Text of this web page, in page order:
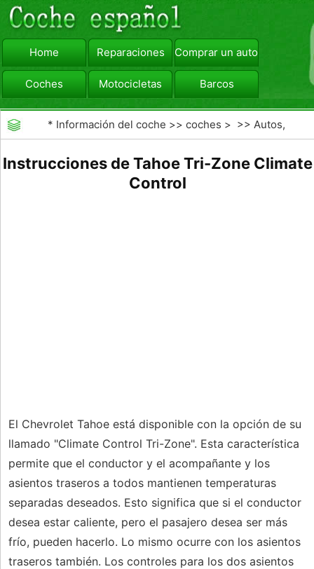
Home Reparaciones Comprar un automóvil
Coches Motocicletas Barcos
viajar Camiones
* Información del coche >>coches > >>Autos,
Instrucciones de Tahoe Tri-Zone Climate
Control
El Chevrolet Tahoe está disponible con la opción de su
llamado "Climate Control Tri-Zone". Esta característica
permite que el conductor y el acompañante y los
asientos traseros a todos mantienen temperaturas
separadas deseados. Esto significa que si el conductor
desea estar caliente, pero el pasajero desea ser más
frío, pueden hacerlo. Lo mismo ocurre con los asientos
traseros también. Los controles para los dos asientos